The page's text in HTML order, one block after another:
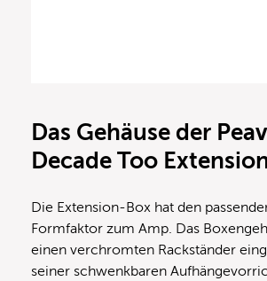
Das Gehäuse der
Decade Too
Die Extension-Box hat den
Formfaktor zum Amp. Das
einen verchromten Rackständer
seiner schwenkbaren